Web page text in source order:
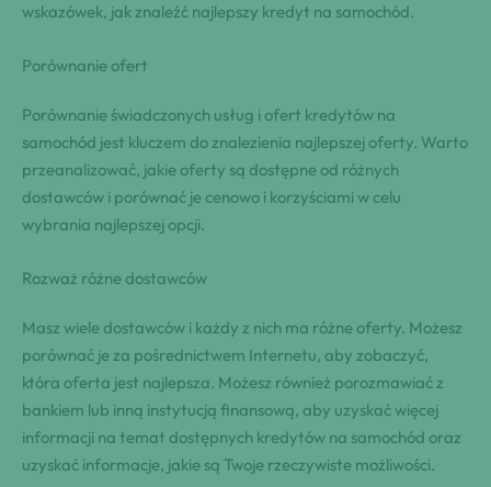
wskazówek, jak znaleźć najlepszy kredyt na samochód.
Porównanie ofert
Porównanie świadczonych usług i ofert kredytów na
samochód jest kluczem do znalezienia najlepszej oferty. Warto
przeanalizować, jakie oferty są dostępne od różnych
dostawców i porównać je cenowo i korzyściami w celu
wybrania najlepszej opcji.
Rozważ różne dostawców
Masz wiele dostawców i każdy z nich ma różne oferty. Możesz
porównać je za pośrednictwem Internetu, aby zobaczyć,
która oferta jest najlepsza. Możesz również porozmawiać z
bankiem lub inną instytucją finansową, aby uzyskać więcej
informacji na temat dostępnych kredytów na samochód oraz
uzyskać informacje, jakie są Twoje rzeczywiste możliwości.